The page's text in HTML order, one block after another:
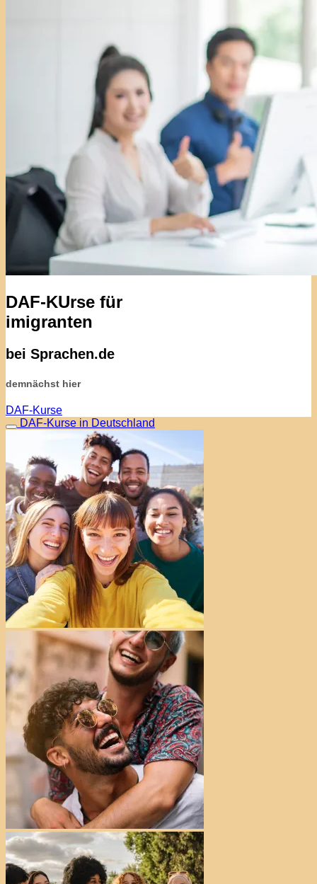
DAF-KUrse für
imigranten
bei Sprachen.de
demnächst hier
DAF-Kurse
DAF-Kurse in Deutschland